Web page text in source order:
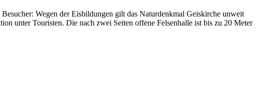
Wegen der Eisbildungen gilt das Naturdenkmal Geiskirche unweit
unter Touristen. Die nach zwei Seiten offene Felsenhalle ist bis zu 20 Meter